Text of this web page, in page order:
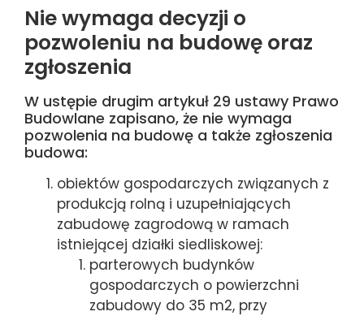
Nie wymaga decyzji o
pozwoleniu na budowę oraz
zgłoszenia
W ustępie drugim artykuł 29 ustawy Prawo
Budowlane zapisano, że nie wymaga
pozwolenia na budowę a także zgłoszenia
budowa:
obiektów gospodarczych związanych z
produkcją rolną i uzupełniających
zabudowę zagrodową w ramach
istniejącej działki siedliskowej:
parterowych budynków
gospodarczych o powierzchni
zabudowy do 35 m2, przy